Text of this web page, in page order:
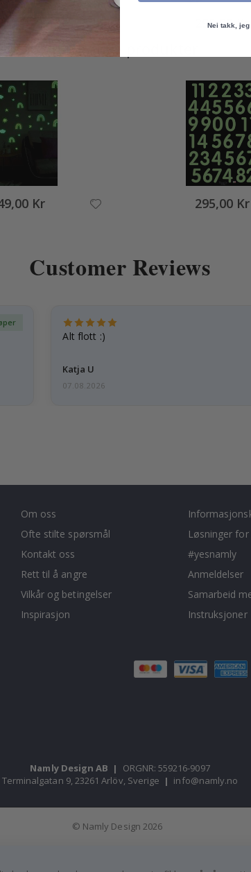
Kr 295,00 Kr
Alternative produkter
Kr 295,00 Kr
Customer Reviews
Alt flott :)
Katja U
07.08.2026
Om oss
Ofte stilte spørsmål
Kontakt oss
Rett til å angre
Vilkår og betingelser
Inspirasjon
Løsninger
#yesnamly
Anmeldelser
Samarbeid
Instruksjoner
Namly Design AB |
ORGNR: 559216-9097
Terminalgatan 9, 23261 Arlöv, Sverige | info@namly.no
© Namly Design 2026
Nei takk,